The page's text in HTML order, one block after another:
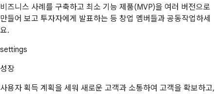
비즈니스 사례를 구축하고 최소 기능 제품(MVP)을 여러 버전으로
만들어 보고 투자자에게 발표하는 등 창업 멤버들과 공동작업하세
요.
settings
성장
사용자 획득 계획을 세워 새로운 고객과 소통하여 고객을 확보하고,